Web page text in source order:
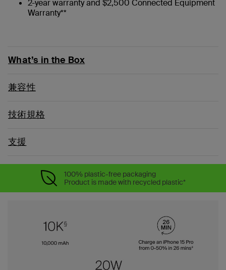
2-year warranty and $2,500 Connected Equipment
Warranty**
What’s in the Box
兼容性
技術規格
支援
100% plastic-free packaging
Product is made with recycled plastic*